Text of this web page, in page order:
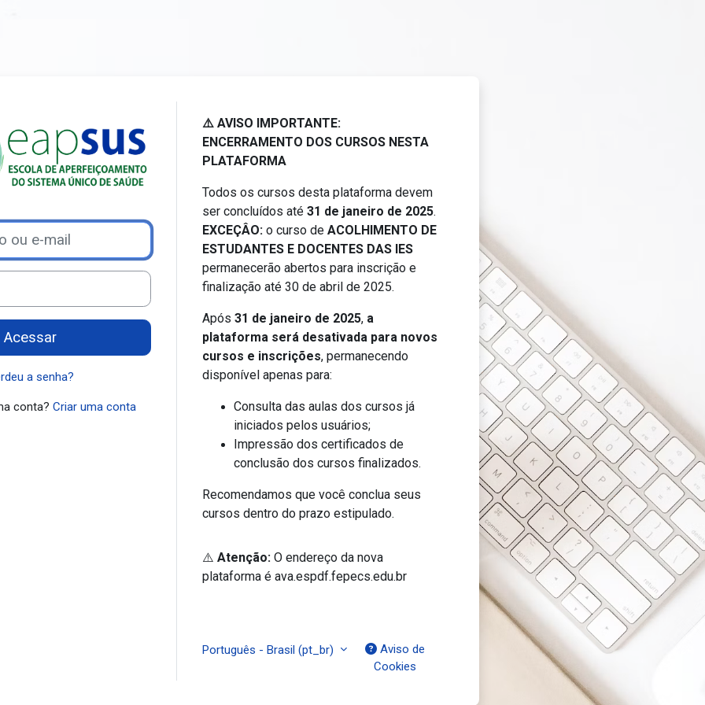
Acesso a Ensino a distância EAPSUS
nova conta
Acessar
a senha?
conta? Criar uma conta
⚠️ AVISO IMPORTANTE:
ENCERRAMENTO DOS CURSOS NESTA
PLATAFORMA
Todos os cursos desta plataforma devem
ser concluídos até 31 de janeiro de 2025.
EXCEÇÂO: o curso de ACOLHIMENTO DE
ESTUDANTES E DOCENTES DAS IES
permanecerão abertos para inscrição e
finalização até 30 de abril de 2025.
Após 31 de janeiro de 2025, a
plataforma será desativada para novos
cursos e inscrições, permanecendo
disponível apenas para:
Consulta das aulas dos cursos já
iniciados pelos usuários;
Impressão dos certificados de
conclusão dos cursos finalizados.
Recomendamos que você conclua seus
cursos dentro do prazo estipulado.
⚠️ Atenção:O endereço da nova
plataforma é ava.espdf.fepecs.edu.br
Português - Brasil ‎(pt_br)‎
Aviso de
Cookies